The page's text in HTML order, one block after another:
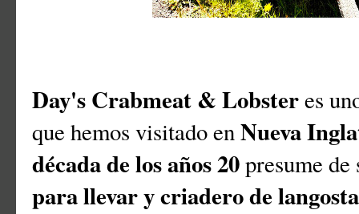
Day's Crabmeat & Lobsteres
que hemos visitado enNueva
década de los años 20presume
para llevar y criadero de